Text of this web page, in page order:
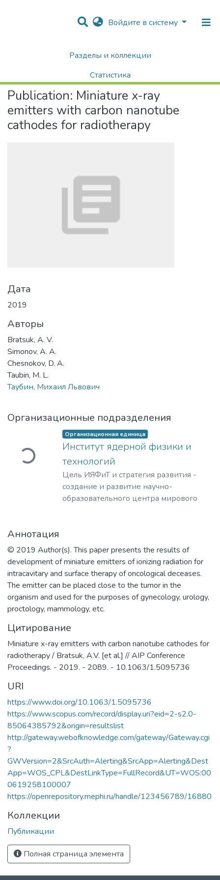
Войдите в систему
Разделы и коллекции
Статистика
Поиск
Научные публикации / Препринты
Publication: Miniature x-ray
emitters with carbon nanotube
cathodes for radiotherapy
Дата
2019
Авторы
Bratsuk, A. V.
Simonov, A. A.
Chesnokov, D. A.
Taubin, M. L.
Таубин, Михаил Львович
Организационные подразделения
Организационная единица
Институт ядерной физики и
технологий
Цель ИЯФиТ и стратегия развития -
создание и развитие научно-
образовательного центра мирового
элементарных частиц, астрофизики и
космофизики.
Аннотация
© 2019 Author(s). This paper presents the results of
development of miniature emitters of ionizing radiation for
intracavitary and surface therapy of oncological deceases.
The emitter can be placed close to the tumor in the
organism and used for the purposes of gynecology, urology,
proctology, mammology, etc.
Цитирование
Miniature x-ray emitters with carbon nanotube cathodes for
radiotherapy / Bratsuk, A.V. [et al.] // AIP Conference
Proceedings. - 2019. - 2089. - 10.1063/1.5095736
URI
https://www.doi.org/10.1063/1.5095736
https://www.scopus.com/record/display.uri?eid=2-s2.0-
85064385792&origin=resultslist
http://gateway.webofknowledge.com/gateway/Gateway.cgi
?
GWVersion=2&SrcAuth=Alerting&SrcApp=Alerting&Dest
App=WOS_CPL&DestLinkType=FullRecord&UT=WOS:00
0619258100007
https://openrepository.mephi.ru/handle/123456789/16880
Коллекции
Публикации
Полная страница элемента